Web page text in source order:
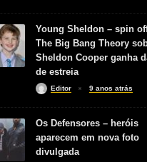
Young Sheldon – spin
The Big Bang Theory
Sheldon Cooper ganha
de estreia
Editor 9 anos atrás
Os Defensores – heróis
aparecem em nova foto
divulgada